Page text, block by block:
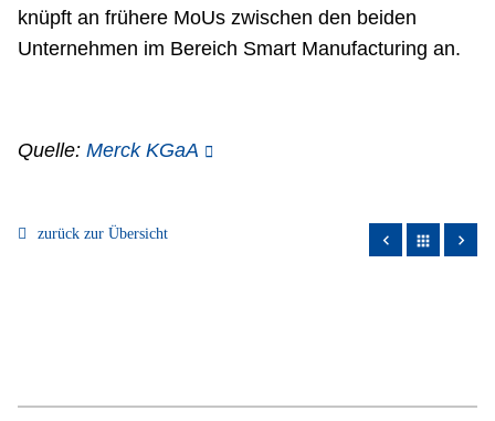
knüpft an frühere MoUs zwischen den beiden
Unternehmen im Bereich Smart Manufacturing an.
Quelle: Merck KGaA
zurück zur Übersicht apps